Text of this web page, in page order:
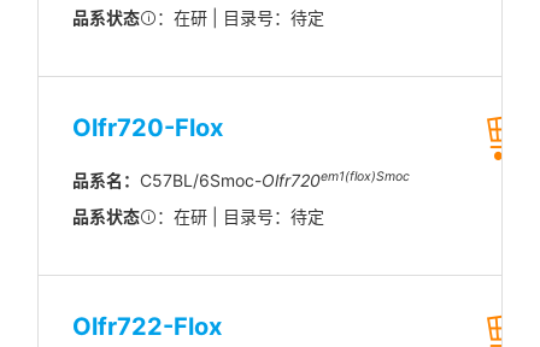
品系状态 ：在研 | 目录号：待定
Olfr720-Flox
品系名： C57BL/6Smoc-Olfr720em1(flox)Smoc
品系状态 ：在研 | 目录号：待定
Olfr722-Flox